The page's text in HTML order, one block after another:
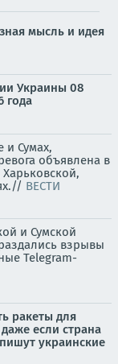
мысль и идея
Украины 08
года
и Сумах,
объявлена в
ВЕСТИ
и Сумской
взрывы
Telegram-
ракеты для
если страна
украинские